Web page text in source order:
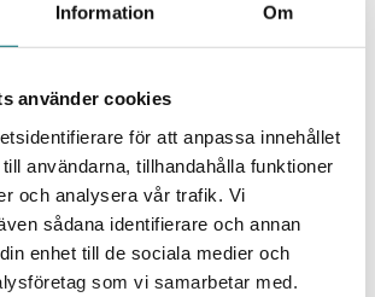
Information Om
använder cookies
för att anpassa innehållet
användarna, tillhandahålla funktioner
och analysera vår trafik. Vi
sådana identifierare och annan
enhet till de sociala medier och
som vi samarbetar med.
Industrimässorna Öresund skapas
för den moderna
tekniker, ingenjörer och inköpare
industrin som letar
och lösningar för dagens
utmaningar för en
och hållbar produktion. IUC
på plats båda dagarna och